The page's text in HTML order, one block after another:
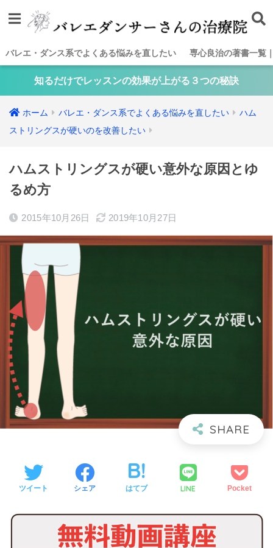
バレエ・ダンス系でよくある悩みを直したい 専心良治の著書一覧
知るだけでレッスンの効果が上がる３つの秘訣
ホーム バレエ・ダンス系でよくある悩みを直したい
ハム
ストリングスが硬いのを改善したい
ハムストリングスが硬い意外な原因とゆ
るめ方
2015年10月26日 2019年10月27日
ツイート シェア はてブ LINE Pocket